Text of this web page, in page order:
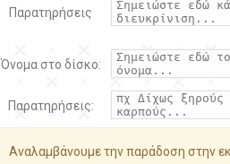
Παρατηρήσεις
Όνομα στο δίσκο:
Παρατηρήσεις:
Αναλαμβάνουμε την παράδοση στην